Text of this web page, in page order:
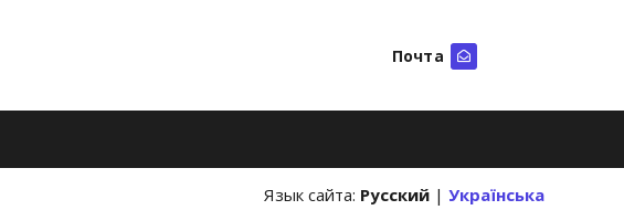
Почта
Язык сайта: Русский | Українська